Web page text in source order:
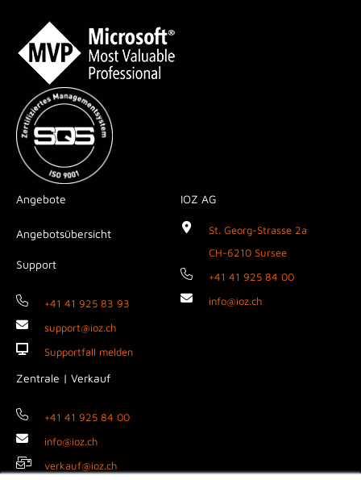
Angebote
Angebotsübersicht
Support
+41 41 925 83 93
support@ioz.ch
Supportfall melden
Zentrale | Verkauf
+41 41 925 84 00
info@ioz.ch
verkauf@ioz.ch
IOZ AG
St. Georg-Strasse 2a
CH-6210 Sursee
+41 41 925 84 00
info@ioz.ch